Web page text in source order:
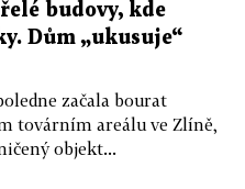
budovy, kde
Dům „ukusuje“
začala bourat
továrním areálu ve Zlíně,
objekt...